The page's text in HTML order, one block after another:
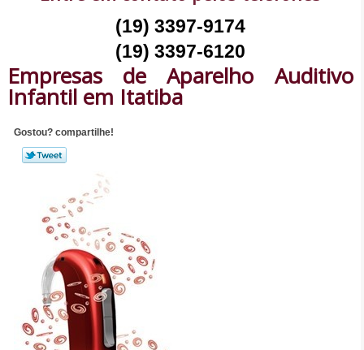
(19) 3397-9174
(19) 3397-6120
Empresas de Aparelho Auditivo
Infantil em Itatiba
Gostou? compartilhe!